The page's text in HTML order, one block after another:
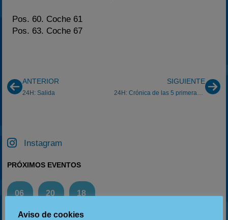
Pos. 60. Coche 61
Pos. 63. Coche 67
ANTERIOR
24H: Salida
SIGUIENTE
Instagram
PRÓXIMOS EVENTOS
06 20 18
Aviso de cookies